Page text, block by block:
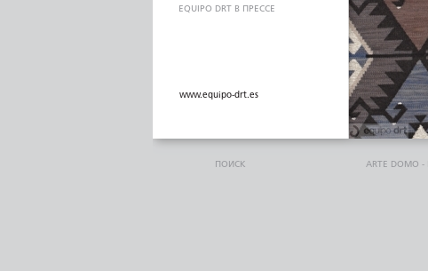
EQUIPO DRT В ПРЕССЕ
www.equipo-drt.es
ПОИСК ARTE DOMO -